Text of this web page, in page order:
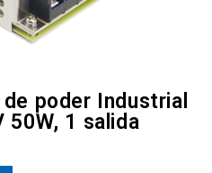
poder Industrial
50W, 1 salida